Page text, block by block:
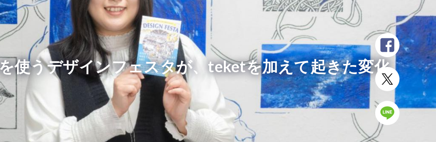
使うデザインフェスタが、teketを加えて起きた変化